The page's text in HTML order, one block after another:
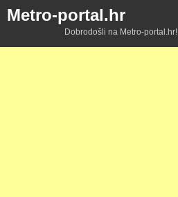
Metro-portal.hr
Dobrodošli na Metro-portal.hr!